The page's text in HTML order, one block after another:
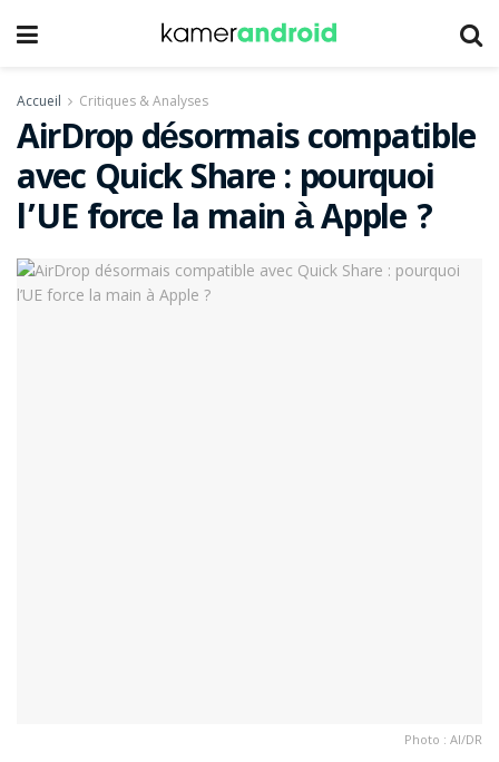
Accueil Critiques & Analyses
AirDrop désormais compatible
avec Quick Share : pourquoi
l’UE force la main à Apple ?
Photo : AI/DR